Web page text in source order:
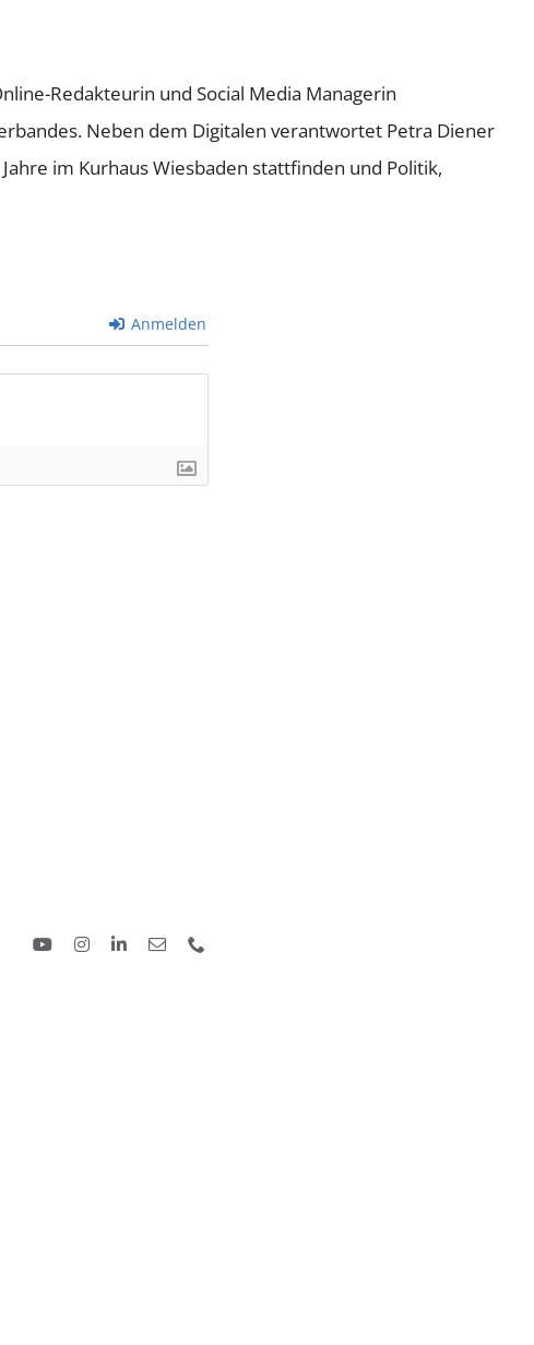
Redakteurin und Social Media Managerin
Neben dem Digitalen verantwortet Petra Diener
im Kurhaus Wiesbaden stattfinden und Politik,
Anmelden